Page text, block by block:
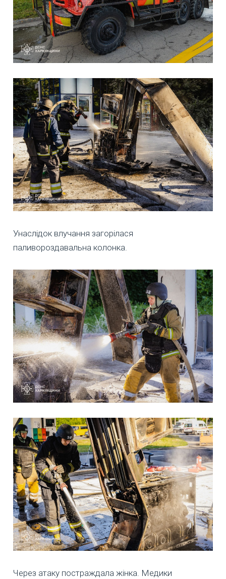
Унаслідок влучання загорілася
паливороздавальна колонка.
Через атаку постраждала жінка. Медики